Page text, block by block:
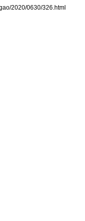
2020/0630/326.html